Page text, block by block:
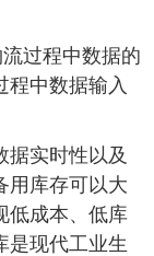
过程中数据的
程中数据输入
据实时性以及
用库存可以大
低成本、低库
是现代工业生